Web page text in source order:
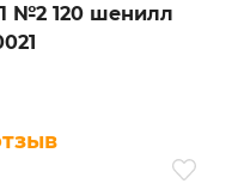
№2 120 шенилл